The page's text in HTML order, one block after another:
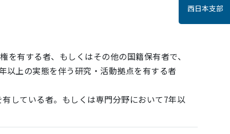
有する者、もしくはその他の国籍保有者で、
以上の実態を伴う研究・活動拠点を有する者
している者。もしくは専門分野において7年以
西日本支部